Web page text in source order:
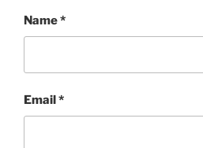
Name*
Email*